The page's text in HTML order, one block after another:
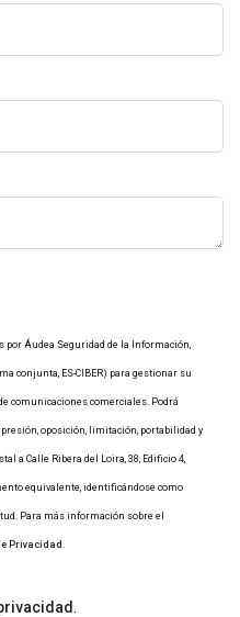
por Áudea Seguridad de la Información,
conjunta, ES-CIBER) para gestionar su
comunicaciones comerciales. Podrá
oposición, limitación, portabilidad y
a Calle Ribera del Loira, 38, Edificio 4,
equivalente, identificándose como
Para más información sobre el
Privacidad